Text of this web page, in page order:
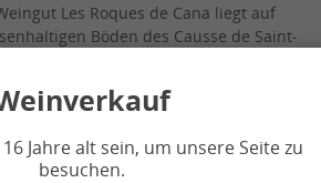
Les Roques de Cana liegt auf
Böden des Causse de Saint-
Mineralität aus einem ton- und
Jahre alt sein, um unsere Seite zu
besuchen.